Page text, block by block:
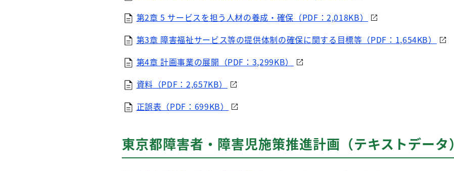
第2章 5 サービスを担う人材の養成・確保（PDF：2,018KB）
第3章 障害福祉サービス等の提供体制の確保に関する目標等（PDF：1,654KB）
第4章 計画事業の展開（PDF：3,299KB）
資料（PDF：2,657KB）
正誤表（PDF：699KB）
東京都障害者・障害児施策推進計画（テキストデータ）